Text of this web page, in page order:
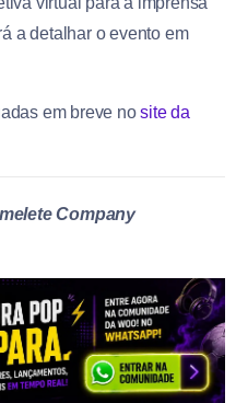
a detalhar o evento em
em breve nosite da
Company